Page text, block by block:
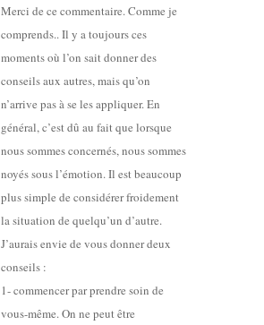
Merci de ce commentaire. Comme je
comprends.. Il y a toujours ces
moments où l’on sait donner des
conseils aux autres, mais qu’on
n’arrive pas à se les appliquer. En
général, c’est dû au fait que lorsque
nous sommes concernés, nous sommes
noyés sous l’émotion. Il est beaucoup
plus simple de considérer froidement
la situation de quelqu’un d’autre.
J’aurais envie de vous donner deux
conseils :
1- commencer par prendre soin de
vous-même. On ne peut être